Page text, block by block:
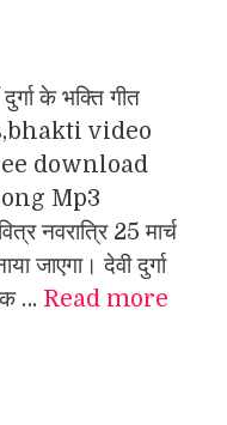
के भक्ति गीत
video
download
Mp3
नवरात्रि 25 मार्च
जाएगा। देवी दुर्गा
… Read more